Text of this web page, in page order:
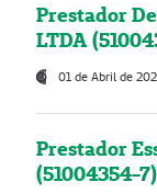
Prestador
LTDA
01 de Abril de
Prestador
(51004354-7)